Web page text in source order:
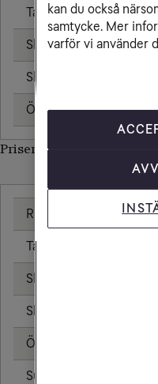
Ta emot samtal
Skicka sms
Skicka mms
Öppningsavgift
Priser inom Brasilien
Ringa samtal
Ta emot samtal
Skicka sms
Skicka mms
Öppningsavgift
Surfa utan surfpaket
kan du också
samtycke. Mer
varför vi använder